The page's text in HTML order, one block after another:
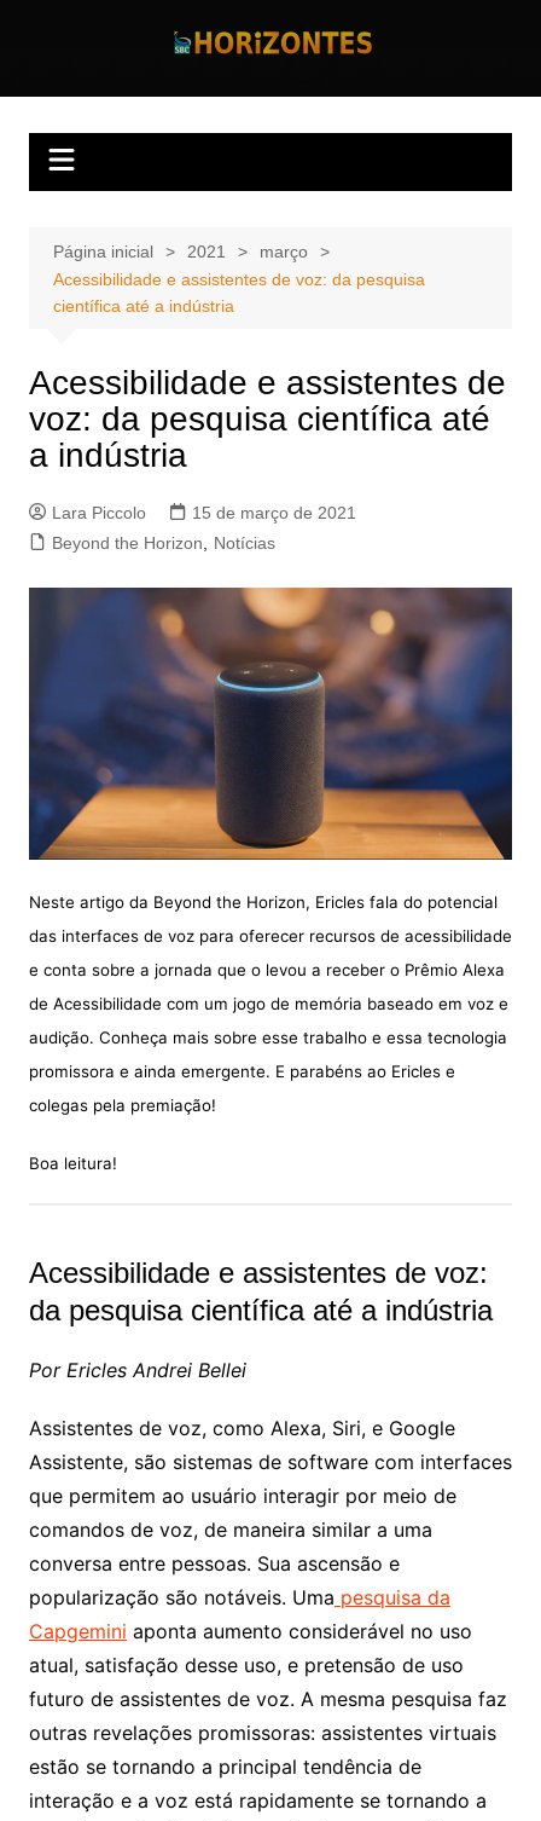
Horizontes
Página inicial 2021
março
Acessibilidade e assistentes de voz: da pesquisa
científica até a indústria
Acessibilidade e assistentes de
voz: da pesquisa científica até
a indústria
Lara Piccolo
15 de março de 2021
Beyond the Horizon
Notícias
Neste artigo da Beyond the Horizon, Ericles fala do potencial
das interfaces de voz para oferecer recursos de acessibilidade
e conta sobre a jornada que o levou a receber o Prêmio Alexa
de Acessibilidade com um jogo de memória baseado em voz e
audição. Conheça mais sobre esse trabalho e essa tecnologia
promissora e ainda emergente. E parabéns ao Ericles e
colegas pela premiação!
Boa leitura!
Acessibilidade e assistentes de voz:
da pesquisa científica até a indústria
Por Ericles Andrei Bellei
Assistentes de voz, como Alexa, Siri, e Google
Assistente, são sistemas de software com interfaces
que permitem ao usuário interagir por meio de
comandos de voz, de maneira similar a uma
conversa entre pessoas. Sua ascensão e
popularização são notáveis. Uma pesquisa da
Capgemini aponta aumento considerável no uso
atual, satisfação desse uso, e pretensão de uso
futuro de assistentes de voz. A mesma pesquisa faz
outras revelações promissoras: assistentes virtuais
estão se tornando a principal tendência de
interação e a voz está rapidamente se tornando a